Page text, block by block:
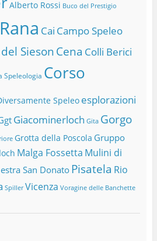
Alberto Rossi Buco del Prestigio
Cai Campo Speleo
Sieson Cena Colli Berici
Speleologia Corso
Speleo esplorazioni
Giacominerloch Gita Gorgo
Grotta della Poscola Gruppo
Malga Fossetta Mulini di
San Donato Pisatela Rio
Spiller Vicenza Voragine delle Banchette